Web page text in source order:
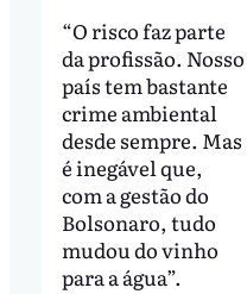
“O risco faz parte
da profissão. Nosso
país tem bastante
crime ambiental
desde sempre. Mas
é inegável que,
com a gestão do
Bolsonaro, tudo
mudou do vinho
para a água”.